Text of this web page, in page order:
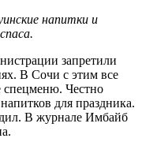
напитки и
запретили
В Сочи с этим все
спецменю. Честно
для праздника.
В журнале Имбайб